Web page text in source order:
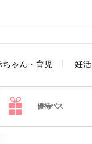
ちゃん・育児 妊活
優待パス